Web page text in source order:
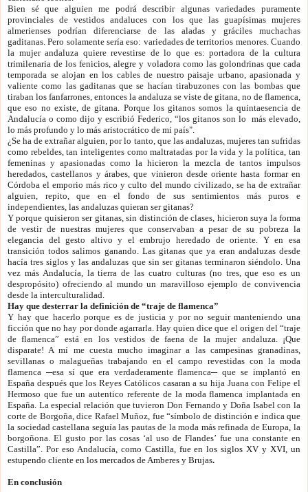
Bien sé que alguien me podrá describir algunas variedades puramente
provinciales de vestidos andaluces con los que las guapísimas mujeres
almerienses podrían diferenciarse de las aladas y gráciles muchachas
gaditanas. Pero solamente sería eso: variedades de territorios menores. Cuando
la mujer andaluza quiere revestirse de lo que es: portadora de la cultura
trimilenaria de los fenicios, alegre y voladora como las golondrinas que cada
temporada se alojan en los cables de nuestro paisaje urbano, apasionada y
valiente como las gaditanas que se hacían tirabuzones con las bombas que
tiraban los fanfarrones, entonces la andaluza se viste de gitana, no de flamenca,
que eso no existe, de gitana. Porque los gitanos somos la quintaesencia de
Andalucía o como dijo y escribió Federico, “los gitanos son lo más elevado,
lo más profundo y lo más aristocrático de mi país".
¿Se ha de extrañar alguien, por lo tanto, que las andaluzas, mujeres tan sufridas
como rebeldes, tan inteligentes como maltratadas por la vida y la política, tan
femeninas y apasionadas como la hicieron la mezcla de tantos impulsos
heredados, castellanos y árabes, que vinieron desde oriente hasta formar en
Córdoba el emporio más rico y culto del mundo civilizado, se ha de extrañar
alguien, repito, que en el fondo de sus sentimientos más puros e
independientes, las andaluzas quieran ser gitanas?
Y porque quisieron ser gitanas, sin distinción de clases, hicieron suya la forma
de vestir de nuestras mujeres que conservaban a pesar de su pobreza la
elegancia del gesto altivo y el embrujo heredado de oriente. Y en esa
transición todos salimos ganando. Las gitanas que ya eran andaluzas desde
hacía tres siglos y las andaluzas que sin ser gitanas terminaron siéndolo. Una
vez más Andalucía, la tierra de las cuatro culturas (no tres, que eso es un
despropósito) ofreciendo al mundo un maravilloso ejemplo de convivencia
desde la interculturalidad.
Hay que desterrar la definición de “traje de flamenca”
Y hay que hacerlo porque es de justicia y por no seguir manteniendo una
ficción que no hay por donde agarrarla. Hay quien dice que el origen del “traje
de flamenca” está en los vestidos de faena de la mujer andaluza. ¡Que
disparate! A mí me cuesta mucho imaginar a las campesinas granadinas,
sevillanas o malagueñas trabajando en el campo revestidas con la moda
flamenca ─esa sí que era verdaderamente flamenca─ que se implantó en
España después que los Reyes Católicos casaran a su hija Juana con Felipe el
Hermoso que fue un autentico referente de la moda flamenca implantada en
España. La especial relación que tuvieron Don Fernando y Doña Isabel con la
corte de Borgoña, dice Rafael Muñoz, fue “símbolo de distinción e indica que
la sociedad castellana seguía las pautas de la moda más refinada de Europa, la
borgoñona.El gusto por las cosas ‘al uso de Flandes’ fue una constante en
Castilla”. Por eso Andalucía, como Castilla, fue en los siglos XV y XVI, un
estupendo cliente en los mercados de Amberes y Brujas.
En conclusión